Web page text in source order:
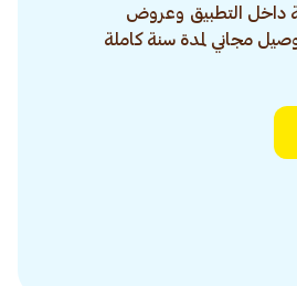
داخل التطبيق وعروض
مجاني لمدة سنة كاملة